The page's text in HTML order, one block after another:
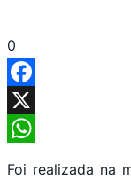
0
Facebook
X
Foi realizada na